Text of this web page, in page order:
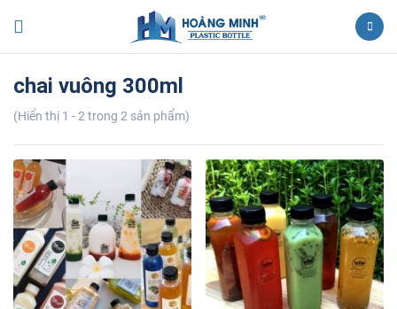
chai vuông 300ml
(Hiển thị 1 - 2 trong 2 sản phẩm)